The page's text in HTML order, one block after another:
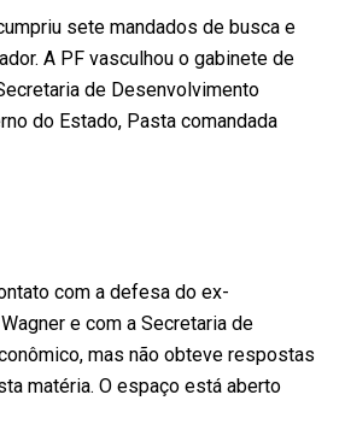
sete mandados de busca e
A PF vasculhou o gabinete de
de Desenvolvimento
do Estado, Pasta comandada
com a defesa do ex-
e com a Secretaria de
mas não obteve respostas
matéria. O espaço está aberto